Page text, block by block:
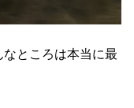
ところは本当に最